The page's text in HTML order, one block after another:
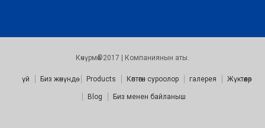
Көчүрмө©2017 | Компаниянын аты.
үй Биз жөнүндө Products Көптөгөн суроолор галерея Жүктөөлөр
Blog Биз менен байланыш